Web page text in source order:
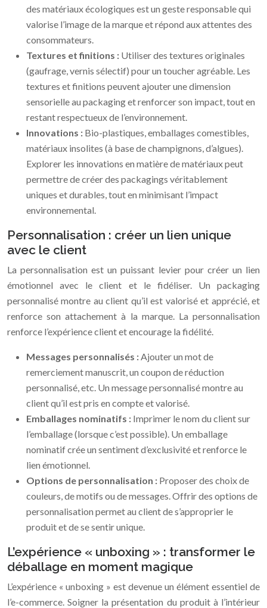
des matériaux écologiques est un geste responsable qui
valorise l’image de la marque et répond aux attentes des
consommateurs.
Textures et finitions : Utiliser des textures originales
(gaufrage, vernis sélectif) pour un toucher agréable. Les
textures et finitions peuvent ajouter une dimension
sensorielle au packaging et renforcer son impact, tout en
restant respectueux de l’environnement.
Innovations : Bio-plastiques, emballages comestibles,
matériaux insolites (à base de champignons, d’algues).
Explorer les innovations en matière de matériaux peut
permettre de créer des packagings véritablement
uniques et durables, tout en minimisant l’impact
environnemental.
Personnalisation : créer un lien unique
avec le client
La personnalisation est un puissant levier pour créer un lien
émotionnel avec le client et le fidéliser. Un packaging
personnalisé montre au client qu’il est valorisé et apprécié, et
renforce son attachement à la marque. La personnalisation
renforce l’expérience client et encourage la fidélité.
Messages personnalisés :Ajouter un mot de
remerciement manuscrit, un coupon de réduction
personnalisé, etc. Un message personnalisé montre au
client qu’il est pris en compte et valorisé.
Emballages nominatifs : Imprimer le nom du client sur
l’emballage (lorsque c’est possible). Un emballage
nominatif crée un sentiment d’exclusivité et renforce le
lien émotionnel.
Options de personnalisation : Proposer des choix de
couleurs, de motifs ou de messages. Offrir des options de
personnalisation permet au client de s’approprier le
produit et de se sentir unique.
L’expérience « unboxing » : transformer le
déballage en moment magique
L’expérience « unboxing » est devenue un élément essentiel de
l’e-commerce. Soigner la présentation du produit à l’intérieur